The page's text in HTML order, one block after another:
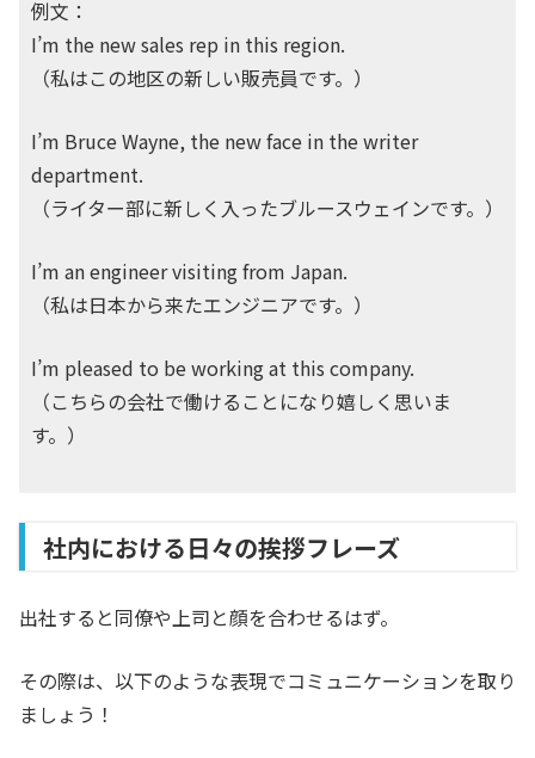
例文：
I’m the new sales rep in this region.
（私はこの地区の新しい販売員です。）
I’m Bruce Wayne, the new face in the writer
department.
（ライター部に新しく入ったブルースウェインです。）
I’m an engineer visiting from Japan.
（私は日本から来たエンジニアです。）
I’m pleased to be working at this company.
（こちらの会社で働けることになり嬉しく思いま
す。）
社内における日々の挨拶フレーズ
出社すると同僚や上司と顔を合わせるはず。
その際は、以下のような表現でコミュニケーションを取り
ましょう！